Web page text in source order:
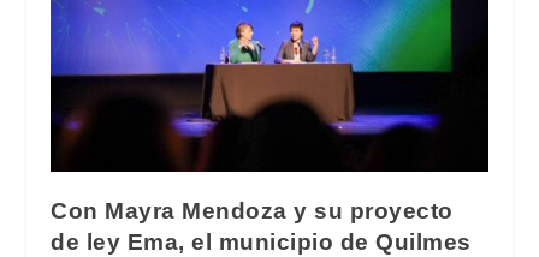
Con Mayra Mendoza y su proyecto
de ley Ema, el municipio de Quilmes